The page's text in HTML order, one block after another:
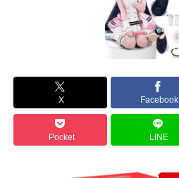
X Facebook
Pocket LINE